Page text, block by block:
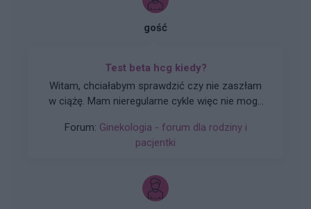
mi tak co 2 tyg raz trwa 3 dni a raz 6 jak przy
gość
Test beta hcg kiedy?
Witam, chciałabym sprawdzić czy nie zaszłam
w ciążę. Mam nieregularne cykle więc nie mogę
dniu cyklu czy zrobienie takiego testu w tym
czasie da mi prawdziwy wynik żeby się nie
taki test?
Forum: Ginekologia - forum dla rodziny i
pacjentki